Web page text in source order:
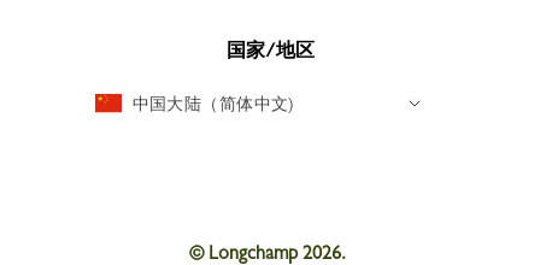
国家/地区
中国大陆（简体中文)
© Longchamp 2026.